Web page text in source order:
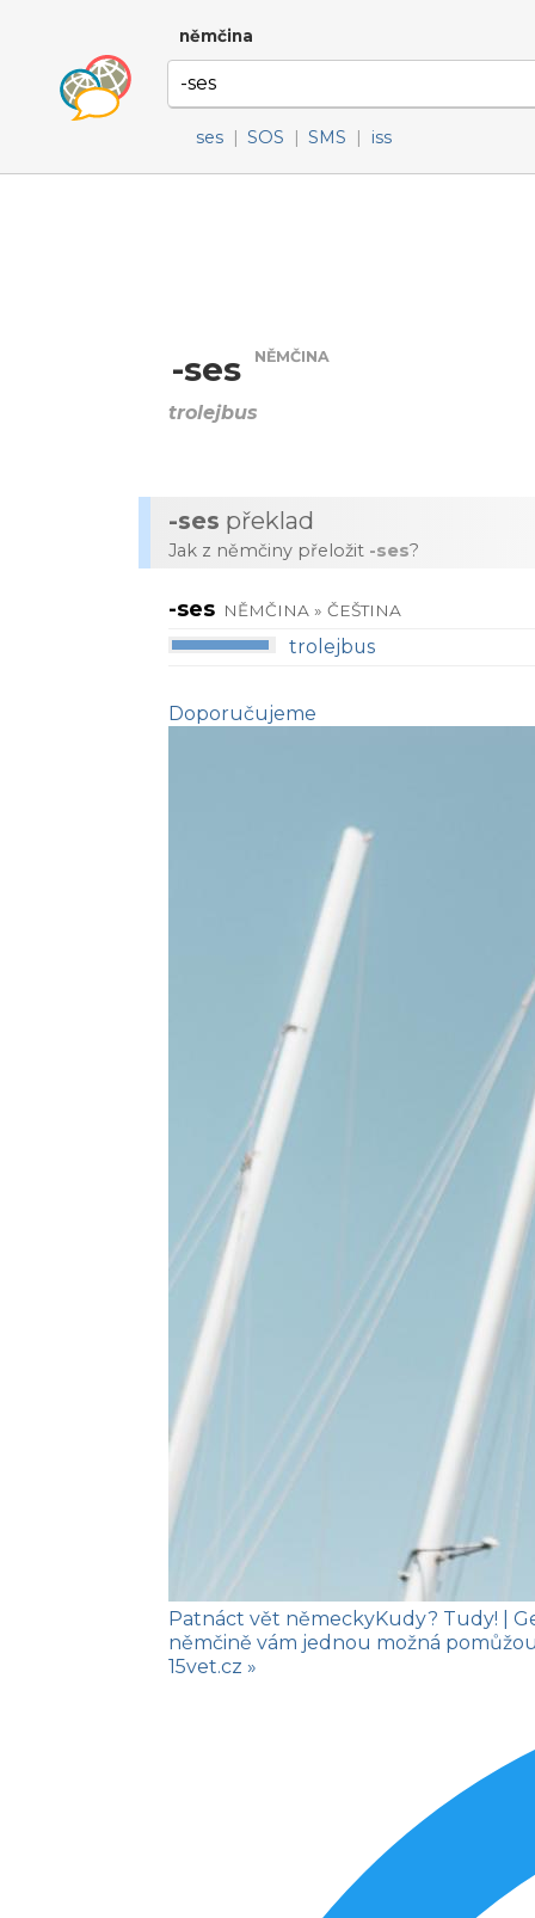
němčina
ses | SOS | SMS | iss
-ses NĚMČINA
trolejbus
-ses překlad
Jak z němčiny přeložit -ses?
-ses NĚMČINA » ČEŠTINA
trolejbus
Doporučujeme
Patnáct vět německyKudy? Tudy!
|
němčině vám jednou možná
15vet.cz »